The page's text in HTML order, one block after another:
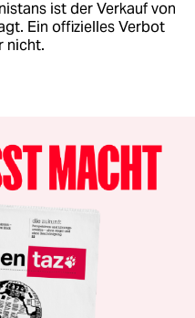
ist der Verkauf von
Ein offizielles Verbot
nicht.